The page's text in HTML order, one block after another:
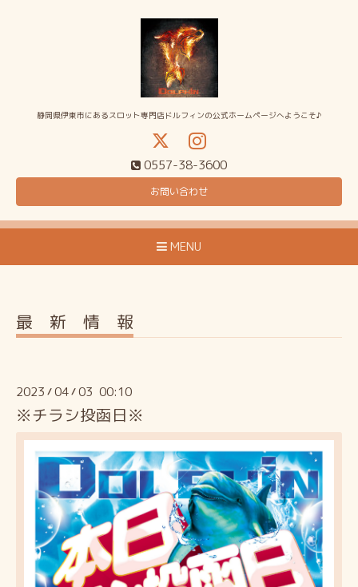
静岡県伊東市にあるスロット専門店ドルフィンの公式ホームページへようこそ♪
0557-38-3600
お問い合わせ
MENU
最 新 情 報
2023 /04/03 00:10
※チラシ投函日※